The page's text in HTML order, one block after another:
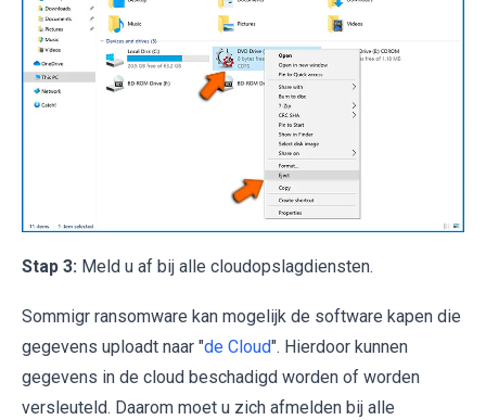
Stap 3: Meld u af bij alle cloudopslagdiensten.
Sommigr ransomware kan mogelijk de software kapen die
gegevens uploadt naar "de Cloud". Hierdoor kunnen
gegevens in de cloud beschadigd worden of worden
versleuteld. Daarom moet u zich afmelden bij alle